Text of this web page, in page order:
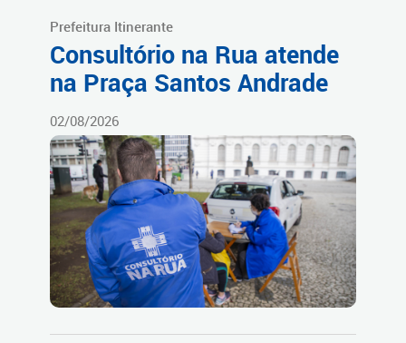
Prefeitura Itinerante
Consultório na Rua atende
na Praça Santos Andrade
02/08/2026